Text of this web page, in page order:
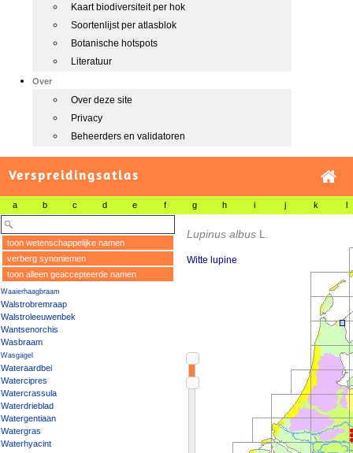
Kaart biodiversiteit per hok
Soortenlijst per atlasblok
Botanische hotspots
Literatuur
Over
Over deze site
Privacy
Beheerders en validatoren
Verspreidingsatlas
a b c d e f g h i j k l
toon wetenschappelijke namen
verberg synoniemen
toon alleen geaccepteerde namen
Waaierhaagbraam
Walstrobremraap
Walstroleeuwenbek
Wantsenorchis
Wasbraam
Wasgagel
Wateraardbei
Watercipres
Watercrassula
Waterdrieblad
Watergentiaan
Watergras
Waterhyacint
Lupinus albus L.
Witte lupine